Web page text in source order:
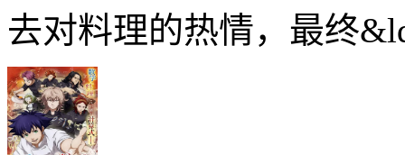
去对料理的热情，最终